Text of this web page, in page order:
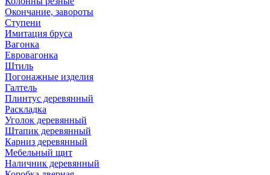
Окончание, завороты
Ступени
Имитация бруса
Вагонка
Евровагонка
Штиль
Погонажные изделия
Галтель
Плинтус деревянный
Раскладка
Уголок деревянный
Штапик деревянный
Карниз деревянный
Мебельный щит
Наличник деревянный